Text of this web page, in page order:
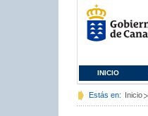
INICIO
Estás en: Inicio